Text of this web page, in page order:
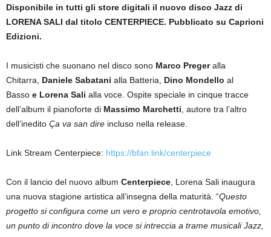
Disponibile in tutti gli store digitali il nuovo disco Jazz di
LORENA SALI dal titolo CENTERPIECE. Pubblicato su Caprioni
Edizioni.
I musicisti che suonano nel disco sono Marco Pregeralla
Chitarra, Daniele Sabatani alla Batteria, Dino Mondello al
Basso e Lorena Sali alla voce. Ospite speciale in cinque tracce
dell’album il pianoforte di Massimo Marchetti , autore tra l’altro
dell’inedito Ça va san dire incluso nella release.
Link Stream Centerpiece: https://bfan.link/centerpiece
Con il lancio del nuovo album Centerpiece , Lorena Sali inaugura
una nuova stagione artistica all’insegna della maturità. “Questo
progetto si configura come un vero e proprio centrotavola emotivo,
un punto di incontro dove la voce si intreccia a trame musicali Jazz,